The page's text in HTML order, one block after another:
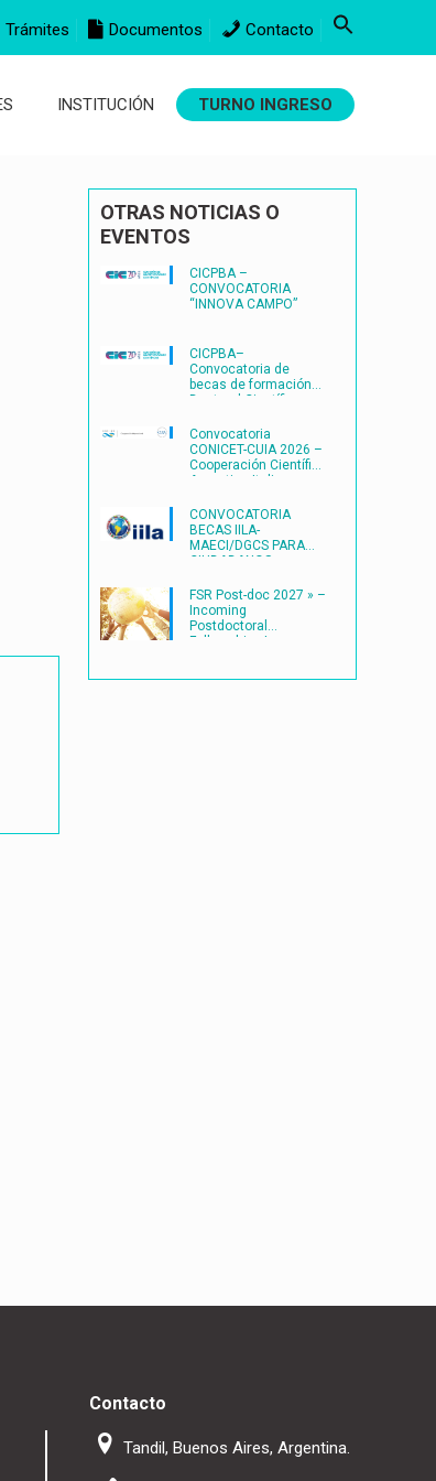
Trámites Documentos Contacto
INSTITUCIÓN TURNO INGRESO
OTRAS NOTICIAS O
EVENTOS
CICPBA –
CONVOCATORIA
“INNOVA CAMPO”
CICPBA–
Convocatoria de
becas de formación
Doctoral Científico-
FORMACIÓN
DOCTORAL
CIENTÍFICO-
TECNOLÓGICAS2027
Convocatoria
CONICET-CUIA 2026 –
Cooperación Científica
Argentina-Italia
CONVOCATORIA
BECAS IILA-
MAECI/DGCS PARA
CIUDADANOS
(2027) en ITALIA
FSR Post-doc 2027 » –
Incoming
Postdoctoral
Fellowships |
Contacto
Tandil, Buenos Aires, Argentina.